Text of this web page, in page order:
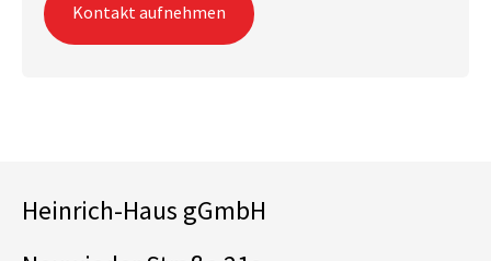
Kontakt aufnehmen
Heinrich-Haus gGmbH